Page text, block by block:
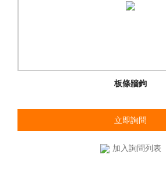
板條牆鉤
立即詢問
加入詢問列表